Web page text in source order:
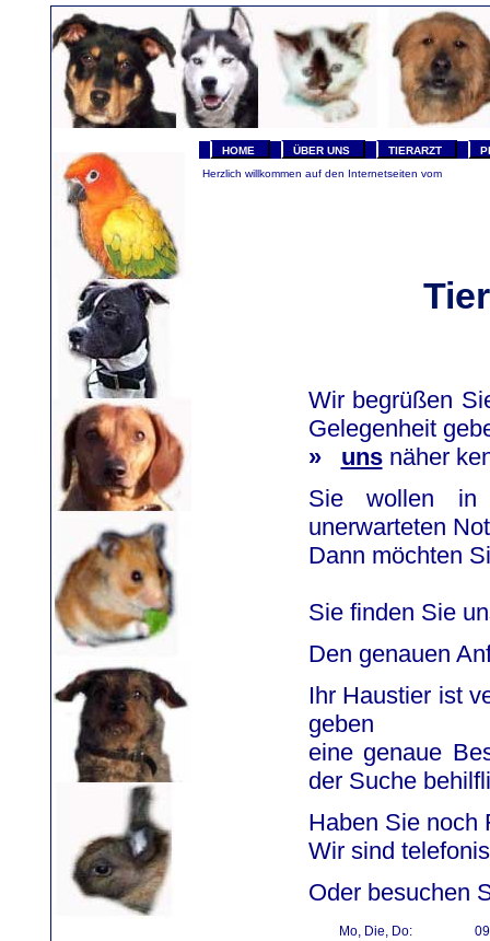
HOME ÜBER UNS TIERARZT
Herzlich willkommen auf den Internetseiten vom
Wir begrüßen
Gelegenheit
» uns näher
Sie wollen in
unerwarteten
Dann möchten
Sie finden Sie
Den genauen
Ihr Haustier ist
geben
eine genaue
der Suche
Haben Sie noch
Wir sind
Oder besuchen
Mo, Die, Do: